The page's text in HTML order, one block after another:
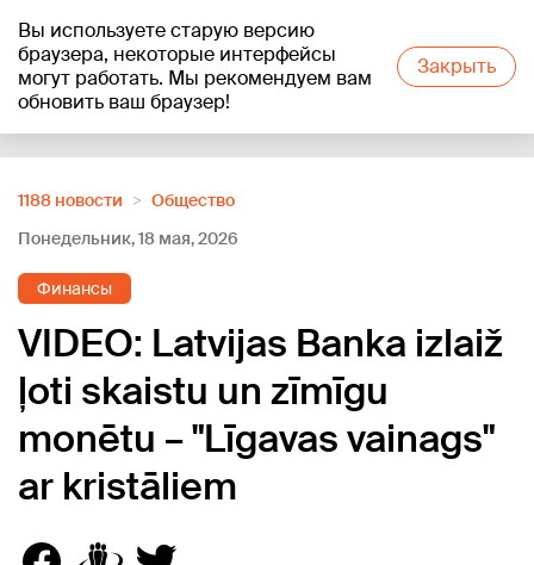
Вы используете старую версию
браузера, некоторые интерфейсы
могут работать. Мы рекомендуем вам
обновить ваш браузер!
Закрыть
+26°C
1188 новости
Oбщество
Понедельник, 18 мая, 2026
Финансы
VIDEO: Latvijas Banka izlaiž
ļoti skaistu un zīmīgu
monētu – "Līgavas vainags"
ar kristāliem